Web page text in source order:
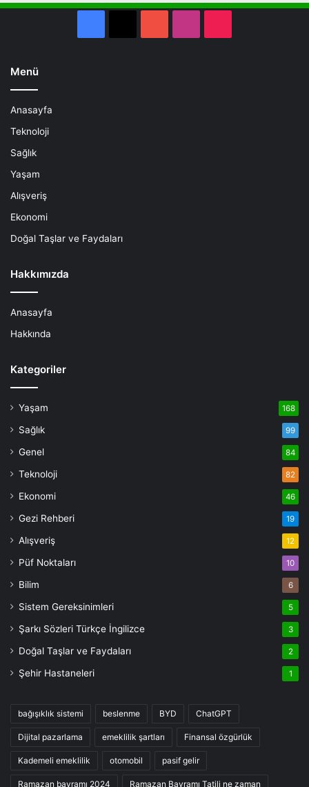
Menü
Anasayfa
Teknoloji
Sağlık
Yaşam
Alışveriş
Ekonomi
Doğal Taşlar ve Faydaları
Hakkımızda
Anasayfa
Hakkında
Kategoriler
Yaşam 168
Sağlık 99
Genel 84
Teknoloji 82
Ekonomi 46
Gezi Rehberi 19
Alışveriş 12
Püf Noktaları 10
Bilim 6
Sistem Gereksinimleri 5
Şarkı Sözleri Türkçe İngilizce 3
Doğal Taşlar ve Faydaları 2
Şehir Hastaneleri 1
bağışıklık sistemi beslenme BYD ChatGPT
Dijital pazarlama emeklilik şartları Finansal özgürlük
Kademeli emeklilik otomobil pasif gelir
Ramazan bayramı 2024 Ramazan Bayramı Tatili ne zaman